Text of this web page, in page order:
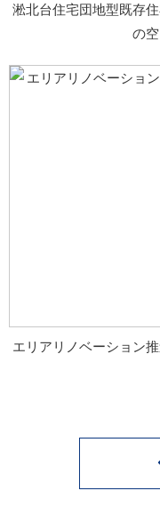
淞北台住宅団地型既存
の
エリアリノベーション